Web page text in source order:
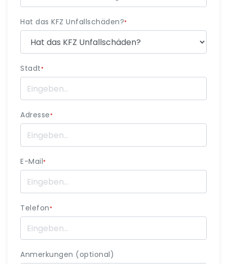
Hat das KFZ Unfallschäden?*
Stadt*
Adresse*
E-Mail*
Telefon*
Anmerkungen (optional)